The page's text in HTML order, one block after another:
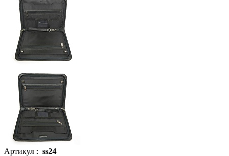
Артикул : ss24